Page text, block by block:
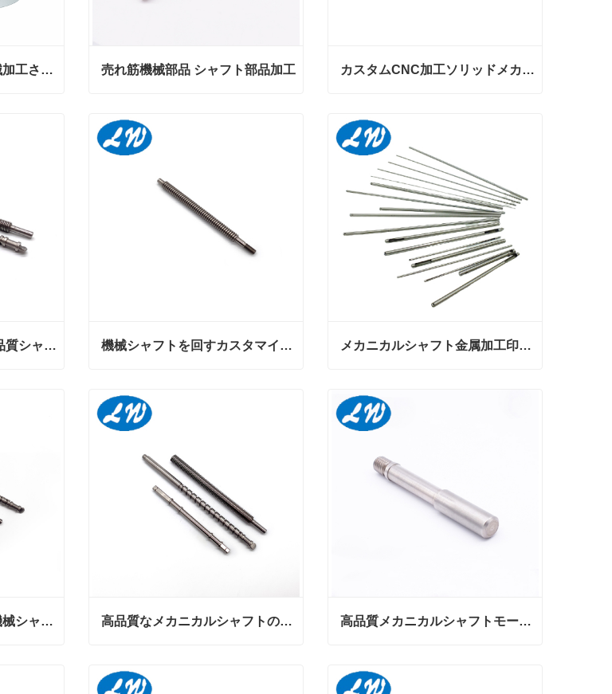
CNC 旋盤 旋削加工 機械加工されたアルミニウム 図面部品 売れ筋機械部品 シャフト部品加工
今コンタクトしてください
カスタムCNC加工ソリッドメカニカルシャフト
今コンタクトしてください
メカニカルスチール 高品質シャフト加工・製作 機械シャフトを回すカスタマイズされた高精度の回転CNC
今コンタクトしてください
メカニカルシャフト金属加工印刷機
今コンタクトしてください
卸売高品質のカスタム機械シャフト部品の処理 高品質なメカニカルシャフトのカスタム加工
今コンタクトしてください
高品質メカニカルシャフトモーターシャフト部品加工
今コンタクトしてください